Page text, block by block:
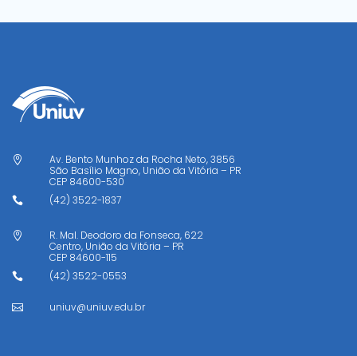

Av. Bento Munhoz da Rocha Neto, 3856
São Basílio Magno, União da Vitória – PR
CEP 84600-530
 (42) 3522-1837

R. Mal. Deodoro da Fonseca, 622
Centro, União da Vitória – PR
CEP 84600-115
 (42) 3522-0553
 uniuv@uniuv.edu.br